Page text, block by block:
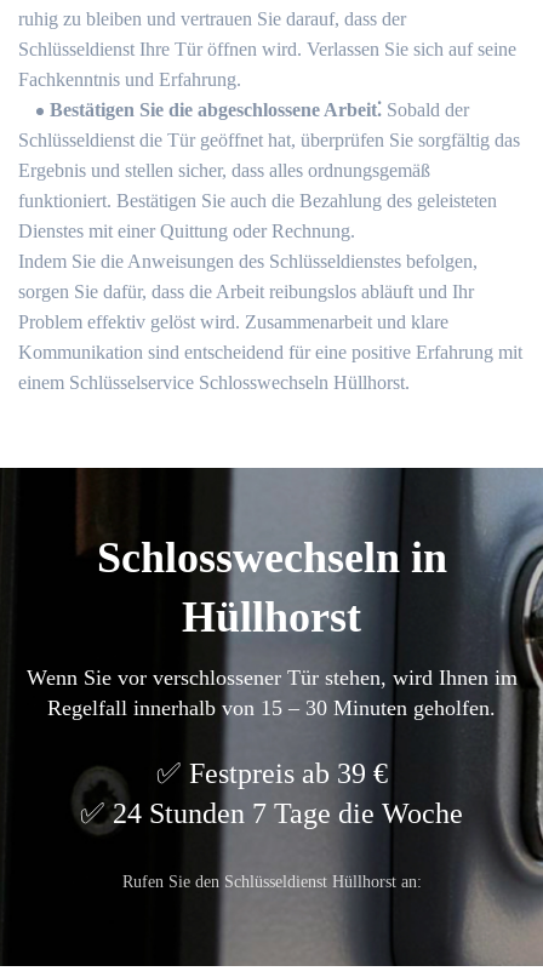
ruhig zu bleiben und vertrauen Sie darauf, dass der
Schlüsseldienst Ihre Tür öffnen wird.​ Verlassen Sie sich auf seine
Fachkenntnis und Erfahrung.​
Bestätigen Sie die abgeschlossene Arbeit⁚ Sobald der
Schlüsseldienst die Tür geöffnet hat, überprüfen Sie sorgfältig das
Ergebnis und stellen sicher, dass alles ordnungsgemäß
funktioniert. Bestätigen Sie auch die Bezahlung des geleisteten
Dienstes mit einer Quittung oder Rechnung.​
Indem Sie die Anweisungen des Schlüsseldienstes befolgen,
sorgen Sie dafür, dass die Arbeit reibungslos abläuft und Ihr
Problem effektiv gelöst wird. Zusammenarbeit und klare
Kommunikation sind entscheidend für eine positive Erfahrung mit
einem Schlüsselservice Schlosswechseln Hüllhorst.​
Schlosswechseln in
Hüllhorst
Wenn Sie vor verschlossener Tür stehen, wird Ihnen im
Regelfall innerhalb von 15 – 30 Minuten geholfen.
Festpreis ab 39 €
24 Stunden 7 Tage die Woche
Rufen Sie den Schlüsseldienst Hüllhorst an: